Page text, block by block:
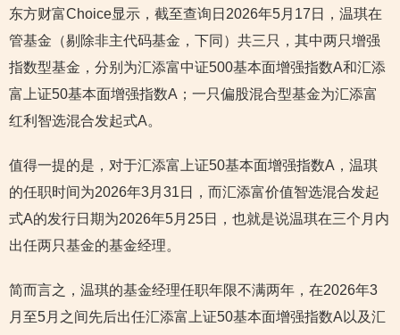
东方财富Choice显示，截至查询日2026年5月17日，温琪在
管基金（剔除非主代码基金，下同）共三只，其中两只增强
指数型基金，分别为汇添富中证500基本面增强指数A和汇添
富上证50基本面增强指数A；一只偏股混合型基金为汇添富
红利智选混合发起式A。
值得一提的是，对于汇添富上证50基本面增强指数A，温琪
的任职时间为2026年3月31日，而汇添富价值智选混合发起
式A的发行日期为2026年5月25日，也就是说温琪在三个月内
出任两只基金的基金经理。
简而言之，温琪的基金经理任职年限不满两年，在2026年3
月至5月之间先后出任汇添富上证50基本面增强指数A以及汇